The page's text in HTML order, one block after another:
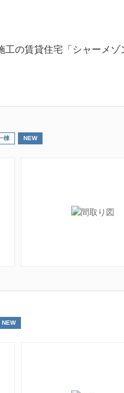
の賃貸住宅「シャーメゾ
棟 NEW
NEW